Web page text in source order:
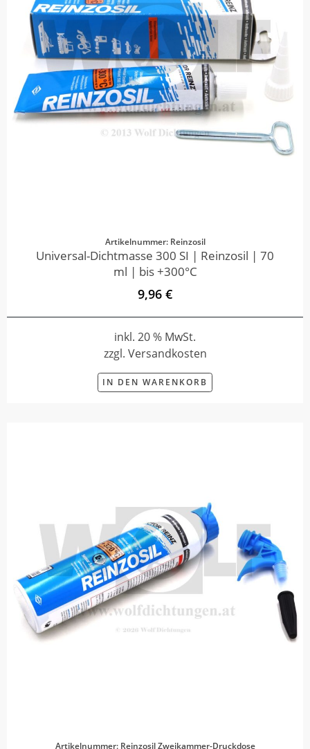
Artikelnummer: Reinzosil
Universal-Dichtmasse 300 SI | Reinzosil | 70
ml | bis +300°C
9,96 €
inkl. 20 % MwSt.
zzgl. Versandkosten
IN DEN WARENKORB
Artikelnummer: Reinzosil Zweikammer-Druckdose